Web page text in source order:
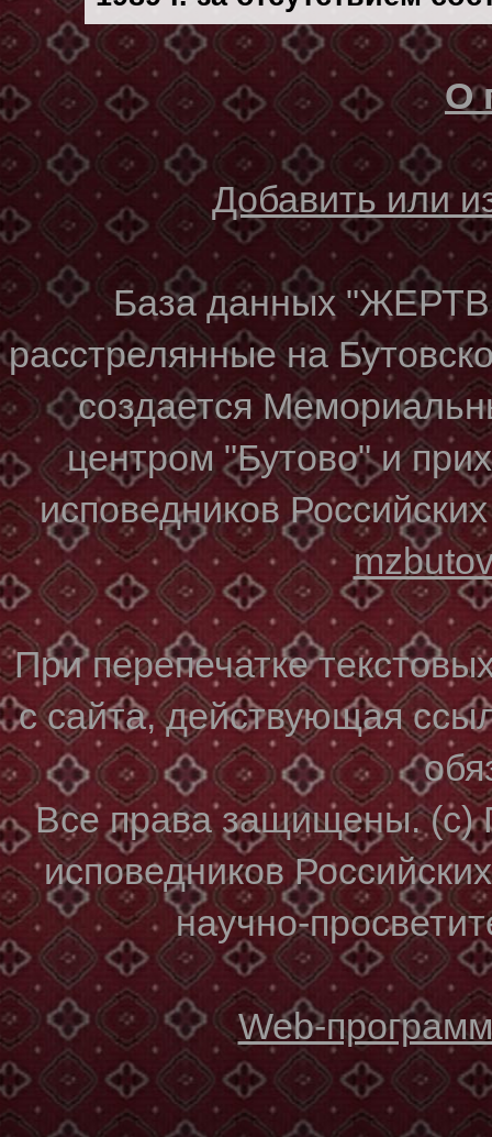
О
Добавить или
База данных
расстрелянные на
создается
центром "Бутово" и
исповедников
При перепечатке
с сайта, действующая
Все права защищены. (с)
исповедников
научно-
Web-